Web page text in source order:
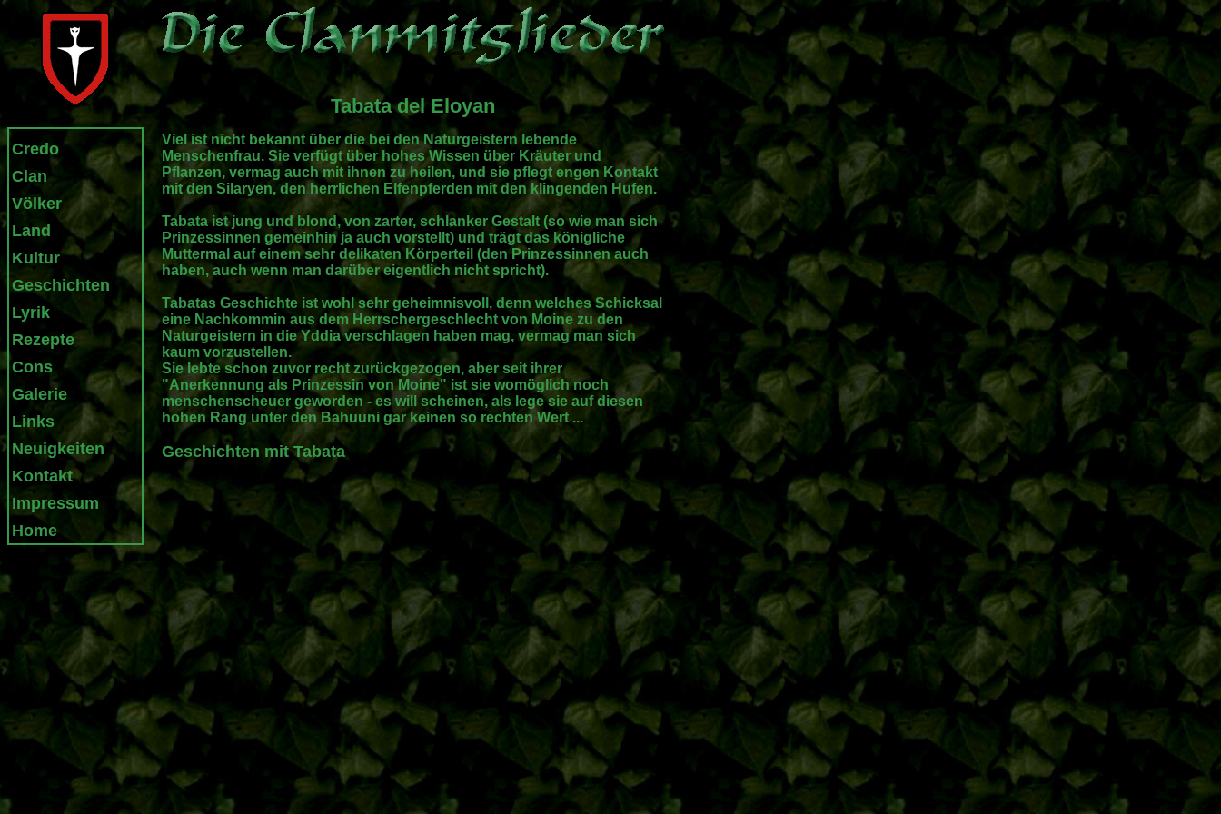
Credo
Clan
Völker
Land
Kultur
Geschichten
Lyrik
Rezepte
Cons
Galerie
Links
Neuigkeiten
Kontakt
Impressum
Home
Tabata del Eloyan
Viel ist nicht bekannt über die bei den Naturgeistern lebende
Menschenfrau. Sie verfügt über hohes Wissen über Kräuter und
Pflanzen, vermag auch mit ihnen zu heilen, und sie pflegt engen Kontakt
mit den Silaryen, den herrlichen Elfenpferden mit den klingenden Hufen.
Tabata ist jung und blond, von zarter, schlanker Gestalt (so wie man sich
Prinzessinnen gemeinhin ja auch vorstellt) und trägt das königliche
Muttermal auf einem sehr delikaten Körperteil (den Prinzessinnen auch
haben, auch wenn man darüber eigentlich nicht spricht).
Tabatas Geschichte ist wohl sehr geheimnisvoll, denn welches Schicksal
eine Nachkommin aus dem Herrschergeschlecht von Moine zu den
Naturgeistern in die Yddia verschlagen haben mag, vermag man sich
kaum vorzustellen.
Sie lebte schon zuvor recht zurückgezogen, aber seit ihrer
"Anerkennung als Prinzessin von Moine" ist sie womöglich noch
menschenscheuer geworden - es will scheinen, als lege sie auf diesen
hohen Rang unter den Bahuuni gar keinen so rechten Wert ...
Geschichten mit Tabata